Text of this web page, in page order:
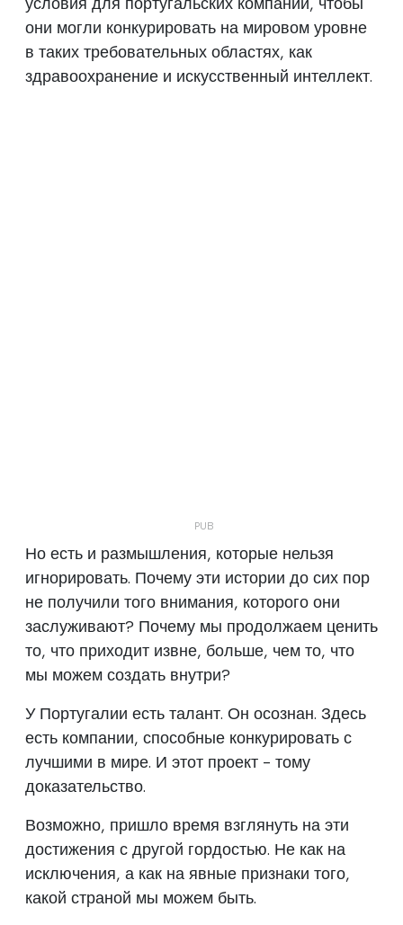
они могли конкурировать на мировом уровне
в таких требовательных областях, как
здравоохранение и искусственный интеллект.
Но есть и размышления, которые нельзя
игнорировать. Почему эти истории до сих пор
не получили того внимания, которого они
заслуживают? Почему мы продолжаем ценить
то, что приходит извне, больше, чем то, что
мы можем создать внутри?
У Португалии есть талант. Он осознан. Здесь
есть компании, способные конкурировать с
лучшими в мире. И этот проект - тому
доказательство.
Возможно, пришло время взглянуть на эти
достижения с другой гордостью. Не как на
исключения, а как на явные признаки того,
какой страной мы можем быть.